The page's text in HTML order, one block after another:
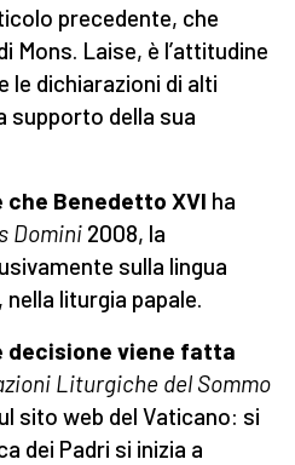
precedente, che
Mons. Laise, è l’attitudine
le dichiarazioni di alti
supporto della sua
Benedetto XVI ha
Domini 2008, la
sulla lingua
liturgia papale.
decisione viene fatta
Liturgiche del Sommo
sito web del Vaticano: si
dei Padri si inizia a